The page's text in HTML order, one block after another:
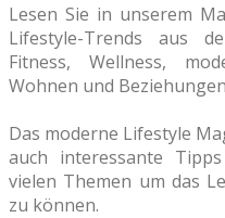
Lesen Sie in unserem
Lifestyle-Trends aus
Fitness, Wellness,
Wohnen und
Das moderne Lifestyle
auch interessante
vielen Themen um das
zu können.